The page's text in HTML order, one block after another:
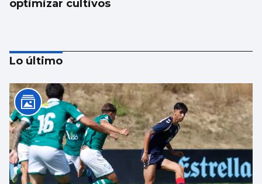
optimizar cultivos
CCOO denuncia que 55.000 trabajadores
Lo último